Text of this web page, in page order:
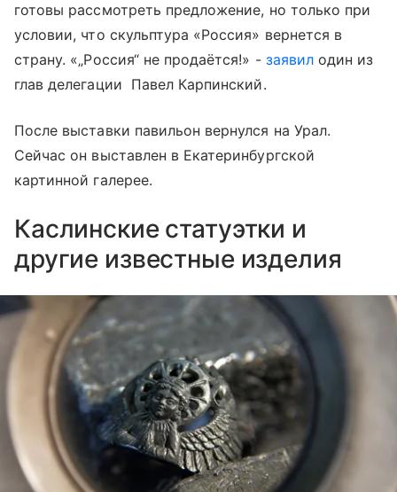
готовы рассмотреть предложение, но только при
условии, что скульптура «Россия» вернется в
страну. «„Россия“ не продаётся!» - заявилодин из
глав делегации Павел Карпинский.
После выставки павильон вернулся на Урал.
Сейчас он выставлен в Екатеринбургской
картинной галерее.
Каслинские статуэтки и
другие известные изделия